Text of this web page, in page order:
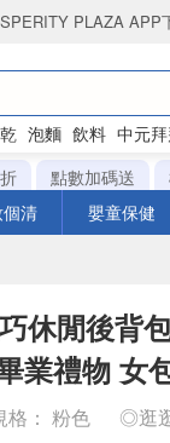
PLAZA APP
泡麵 飲料 中元
點數加碼送
清 嬰童保健
休閒後背
業禮物 女
： 粉色 ◎逛